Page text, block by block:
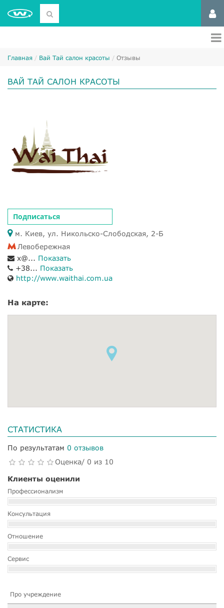
Главная Вай Тай салон красоты Отзывы
ВАЙ ТАЙ САЛОН КРАСОТЫ
Подписаться
м. Киев, ул. Никольско-Слободская, 2-Б
Левобережная
x@... Показать
+38... Показать
http://www.waithai.com.ua
На карте:
СТАТИСТИКА
По результатам 0 отзывов
Оценка/ 0 из 10
Клиенты оценили
Профессионализм
Консультация
Отношение
Сервис
Про учреждение